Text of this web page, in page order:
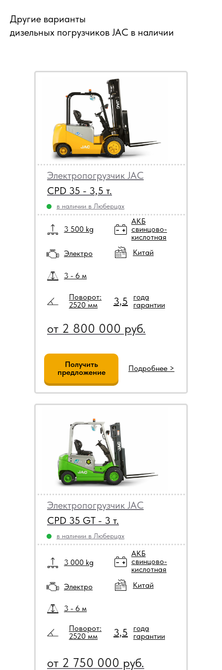
Другие варианты
дизельных погрузчиков JAC в наличии
Электропогрузчик JAC
CPD 35 GT - 3 т.
Электропогрузчик JAC
CPD 35 - 3,5 т.
в наличии в Люберцах
в наличии в Люберцах
АКБ
свинцово-
кислотная
Поворот:
2520 мм
АКБ
свинцово-
кислотная
Поворот:
2520 мм
3 000 kg
Китай
года
гарантии
3,5
3 - 6 м
3 500 kg
Китай
года
гарантии
3,5
3 - 6 м
Подробнее >
Получить
предложение
Электро
Электро
от 2 750 000 руб.
от 2 800 000 руб.